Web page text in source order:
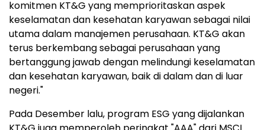
komitmen KT&G yang memprioritaskan aspek
keselamatan dan kesehatan karyawan sebagai nilai
utama dalam manajemen perusahaan. KT&G akan
terus berkembang sebagai perusahaan yang
bertanggung jawab dengan melindungi keselamatan
dan kesehatan karyawan, baik di dalam dan di luar
negeri."
Pada Desember lalu, program ESG yang dijalankan